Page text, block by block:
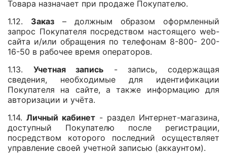
Товара назначает при продаже Покупателю.
1.12. Заказ – должным образом оформленный
запрос Покупателя посредством настоящего web-
сайта и/или обращения по телефонам 8-800- 200-
16-50 в рабочее время операторов.
1.13. Учетная запись - запись, содержащая
сведения, необходимые для идентификации
Покупателя на сайте, а также информацию для
авторизации и учёта.
1.14. Личный кабинет - раздел Интернет-магазина,
доступный Покупателю после регистрации,
посредством которого последний осуществляет
управление своей учетной записью (аккаунтом).